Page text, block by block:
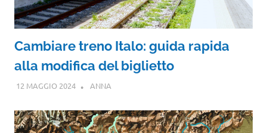
Cambiare treno Italo: guida rapida
alla modifica del biglietto
12 MAGGIO 2024 ANNA